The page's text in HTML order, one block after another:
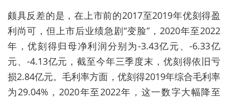
颇具反差的是，在上市前的2017至2019年优刻得盈
利尚可，但上市后业绩急剧“变脸”，2020年至2022
年，优刻得归母净利润分别为-3.43亿元、-6.33亿
元、-4.13亿元 ，截至今年三季度末 ，优刻得依旧亏
损2.84亿元。毛利率方面 ，优刻得2019年综合毛利率
为29.04% ， 2020年至2022年 ， 这一数字大幅降至